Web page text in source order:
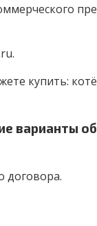
купить:
варианты
договора.